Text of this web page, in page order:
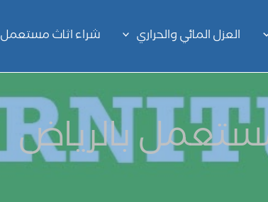
العزل المائي والحراري شراء اثاث مستعمل
بالرياض